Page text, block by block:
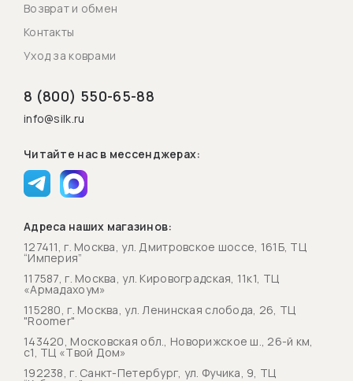
Возврат и обмен
Контакты
Уход за коврами
8 (800) 550-65-88
info@silk.ru
Читайте нас в мессенджерах:
Адреса наших магазинов:
127411, г. Москва, ул. Дмитровское шоссе, 161Б, ТЦ
“Империя”
117587, г. Москва, ул. Кировоградская, 11к1, ТЦ
«Армадахоум»
115280, г. Москва, ул. Ленинская слобода, 26, ТЦ
"Roomer"
143420, Московская обл., Новорижское ш., 26-й км,
с1, ТЦ «Твой Дом»
192238, г. Санкт-Петербург, ул. Фучика, 9, ТЦ